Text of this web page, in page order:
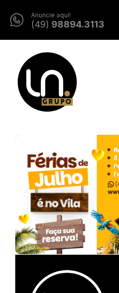
Anuncie aqui!
(49) 98894.3113